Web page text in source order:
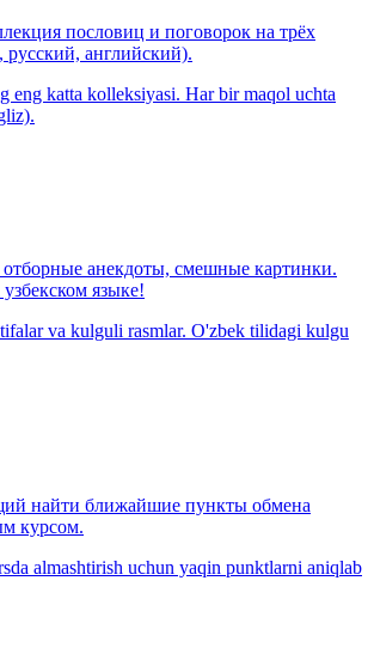
пословиц и поговорок на трёх
русский, английский).
eng katta kolleksiyasi. Har bir maqol uchta
анекдоты, смешные картинки.
языке!
va kulguli rasmlar. O'zbek tilidagi kulgu
найти ближайшие пункты обмена
курсом.
almashtirish uchun yaqin punktlarni aniqlab